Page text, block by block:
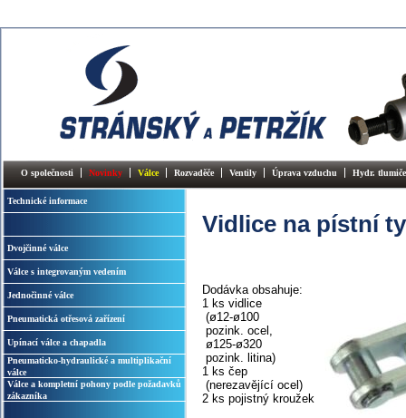
O společnosti Novinky Válce Rozvaděče Ventily Úprava vzduchu Hydr.
Technické informace
Dvojčinné válce
Válce s integrovaným vedením
Jednočinné válce
Pneumatická otřesová zařízení
Upínací válce a chapadla
Pneumaticko-hydraulické a multiplikační
válce
Válce a kompletní pohony podle požadavků
zákazníka
Vidlice na pístní
Dodávka obsahuje:
1 ks vidlice
(ø12-ø100
pozink. ocel,
ø125-ø320
pozink. litina)
1 ks čep
(nerezavějící ocel)
2 ks pojistný kroužek